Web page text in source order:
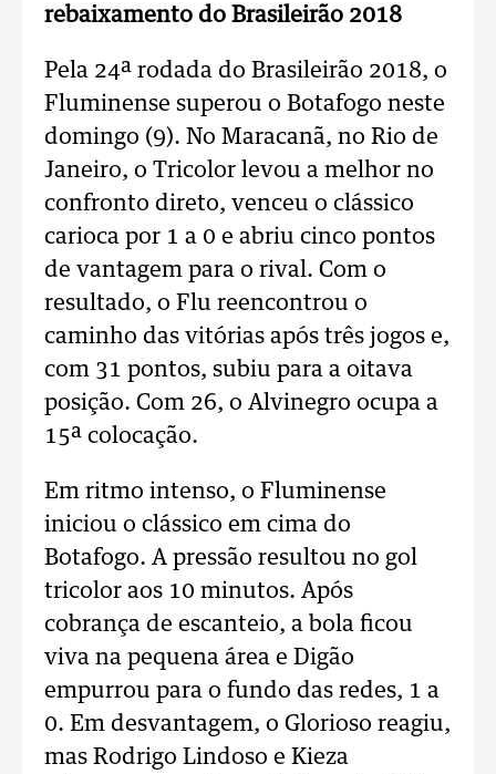
rebaixamento do Brasileirão 2018
Pela 24ª rodada do Brasileirão 2018, o
Fluminense superou o Botafogo neste
domingo (9). No Maracanã, no Rio de
Janeiro, o Tricolor levou a melhor no
confronto direto, venceu o clássico
carioca por 1 a 0 e abriu cinco pontos
de vantagem para o rival. Com o
resultado, o Flu reencontrou o
caminho das vitórias após três jogos e,
com 31 pontos, subiu para a oitava
posição. Com 26, o Alvinegro ocupa a
15ª colocação.
Em ritmo intenso, o Fluminense
iniciou o clássico em cima do
Botafogo. A pressão resultou no gol
tricolor aos 10 minutos. Após
cobrança de escanteio, a bola ficou
viva na pequena área e Digão
empurrou para o fundo das redes, 1 a
0. Em desvantagem, o Glorioso reagiu,
mas Rodrigo Lindoso e Kieza